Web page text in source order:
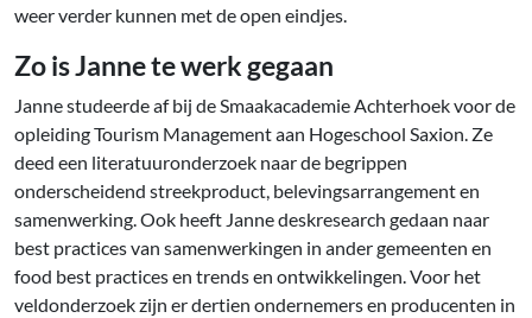
weer verder kunnen met de open eindjes.
Zo is Janne te werk gegaan
Janne studeerde af bij de Smaakacademie Achterhoek voor de
opleiding Tourism Management aan Hogeschool Saxion. Ze
deed een literatuuronderzoek naar de begrippen
onderscheidend streekproduct, belevingsarrangement en
samenwerking. Ook heeft Janne deskresearch gedaan naar
best practices van samenwerkingen in ander gemeenten en
food best practices en trends en ontwikkelingen. Voor het
veldonderzoek zijn er dertien ondernemers en producenten in